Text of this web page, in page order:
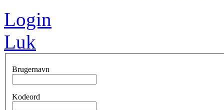
Login
Luk
Brugernavn
Kodeord